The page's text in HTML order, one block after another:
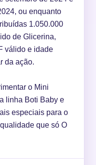
ou enquanto
1.050.000
de Glicerina,
válido e idade
da ação.
o Mini
linha Boti Baby e
especiais para o
que só O